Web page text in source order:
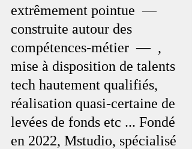
extrêmement pointue  —
construite autour des
compétences-métier  —  ,
mise à disposition de talents
tech hautement qualifiés,
réalisation quasi-certaine de
levées de fonds etc ... Fondé
en 2022, Mstudio, spécialisé